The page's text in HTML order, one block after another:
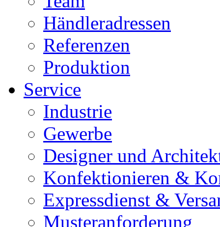
Händleradressen
Referenzen
Produktion
Service
Industrie
Gewerbe
Designer und
Konfektionieren &
Expressdienst &
Musteranforderung